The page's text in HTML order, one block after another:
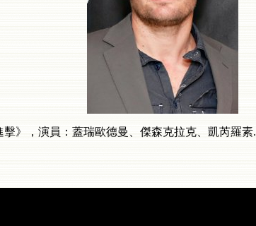
》，演員：蓋瑞歐德曼、傑森克拉克、凱芮羅素.